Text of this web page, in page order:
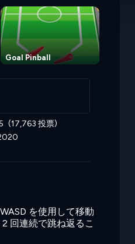
Goal Pinball
(17,763 投票)
を使用して移動
回連続で跳ね返るこ